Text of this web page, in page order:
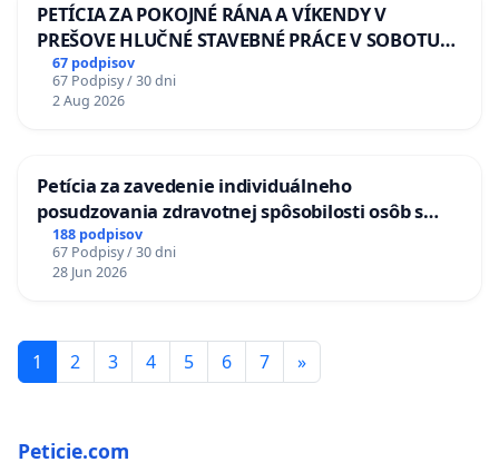
PETÍCIA ZA POKOJNÉ RÁNA A VÍKENDY V
PREŠOVE HLUČNÉ STAVEBNÉ PRÁCE V SOBOTU
LEN OD 9.00 DO 13.00 HOD., CEZ PRACOVNÝ
TÝŽDEŇ CIEĽ 8.00 – 18.00 HOD. A PRAVIDELNÁ
KONTROLA STAVBY C-AREA NA
67 podpisov
67 Podpisy / 30 dni
2 Aug 2026
Petícia za zavedenie individuálneho
posudzovania zdravotnej spôsobilosti osôb s
diabetom 1. a 2. typu pri prijímaní do
Policajného zboru SR
188 podpisov
67 Podpisy / 30 dni
28 Jun 2026
1 2 3 4 5 6 7 »
Peticie.com